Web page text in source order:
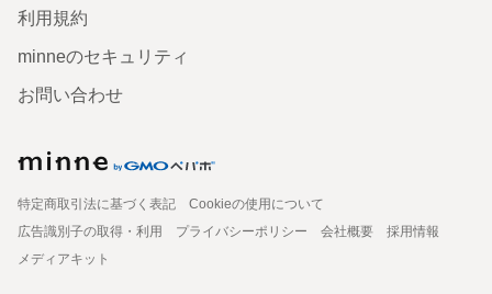
利用規約
minneのセキュリティ
お問い合わせ
特定商取引法に基づく表記
Cookieの使用について
広告識別子の取得・利用
プライバシーポリシー 会社概要
採用情報
メディアキット